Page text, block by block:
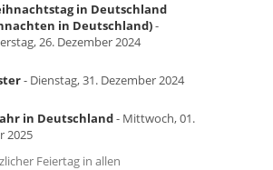
in Deutschland
in Deutschland)-
26. Dezember 2024
- Dienstag, 31. Dezember 2024
in Deutschland- Mittwoch, 01.
2025
Feiertag in allen